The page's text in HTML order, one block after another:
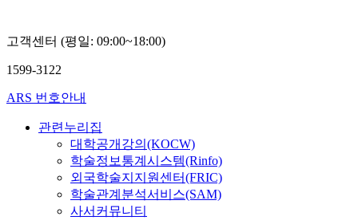
고객센터 (평일: 09:00~18:00)
1599-3122
ARS 번호안내
관련누리집
대학공개강의(KOCW)
학술정보통계시스템(Rinfo)
외국학술지지원센터(FRIC)
학술관계분석서비스(SAM)
사서커뮤니티